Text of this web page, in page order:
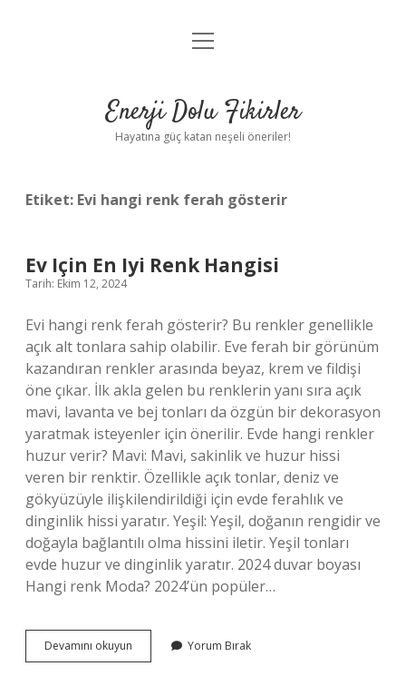
Anasayfa
Yasal Uyarı
menüyü
Enerji Dolu Fikirler
Hayatına güç katan neşeli öneriler!
Etiket: Evi hangi renk ferah gösterir
Ev Için En Iyi Renk Hangisi
Tarih: Ekim 12, 2024
Evi hangi renk ferah gösterir? Bu renkler genellikle
açık alt tonlara sahip olabilir. Eve ferah bir görünüm
kazandıran renkler arasında beyaz, krem ​​ve fildişi
öne çıkar. İlk akla gelen bu renklerin yanı sıra açık
mavi, lavanta ve bej tonları da özgün bir dekorasyon
yaratmak isteyenler için önerilir. Evde hangi renkler
huzur verir? Mavi: Mavi, sakinlik ve huzur hissi
veren bir renktir. Özellikle açık tonlar, deniz ve
gökyüzüyle ilişkilendirildiği için evde ferahlık ve
dinginlik hissi yaratır. Yeşil: Yeşil, doğanın rengidir ve
doğayla bağlantılı olma hissini iletir. Yeşil tonları
evde huzur ve dinginlik yaratır. 2024 duvar boyası
Hangi renk Moda? 2024’ün popüler…
Devamını okuyun
Için
Yorum Bırak